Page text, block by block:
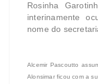
Rosinha
interinamente
nome do
Alcemir Pascoutto
Alonsimar ficou com a